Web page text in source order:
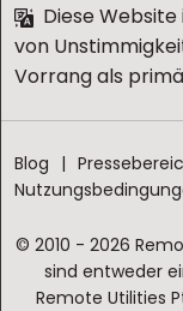
Diese
von
Vorrang als
Blog
© 2010 - 2026
sind entweder
Remote Utilities